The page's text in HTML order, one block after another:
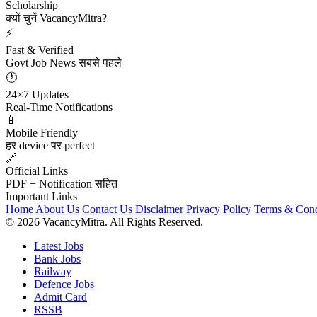
Scholarship
क्यों चुनें VacancyMitra?
⚡
Fast & Verified
Govt Job News सबसे पहले
🕐
24×7 Updates
Real-Time Notifications
📱
Mobile Friendly
हर device पर perfect
🔗
Official Links
PDF + Notification सहित
Important Links
Home About Us Contact Us Disclaimer Privacy Policy Terms &
© 2026 VacancyMitra. All Rights Reserved.
Latest Jobs
Bank Jobs
Railway
Defence Jobs
Admit Card
RSSB